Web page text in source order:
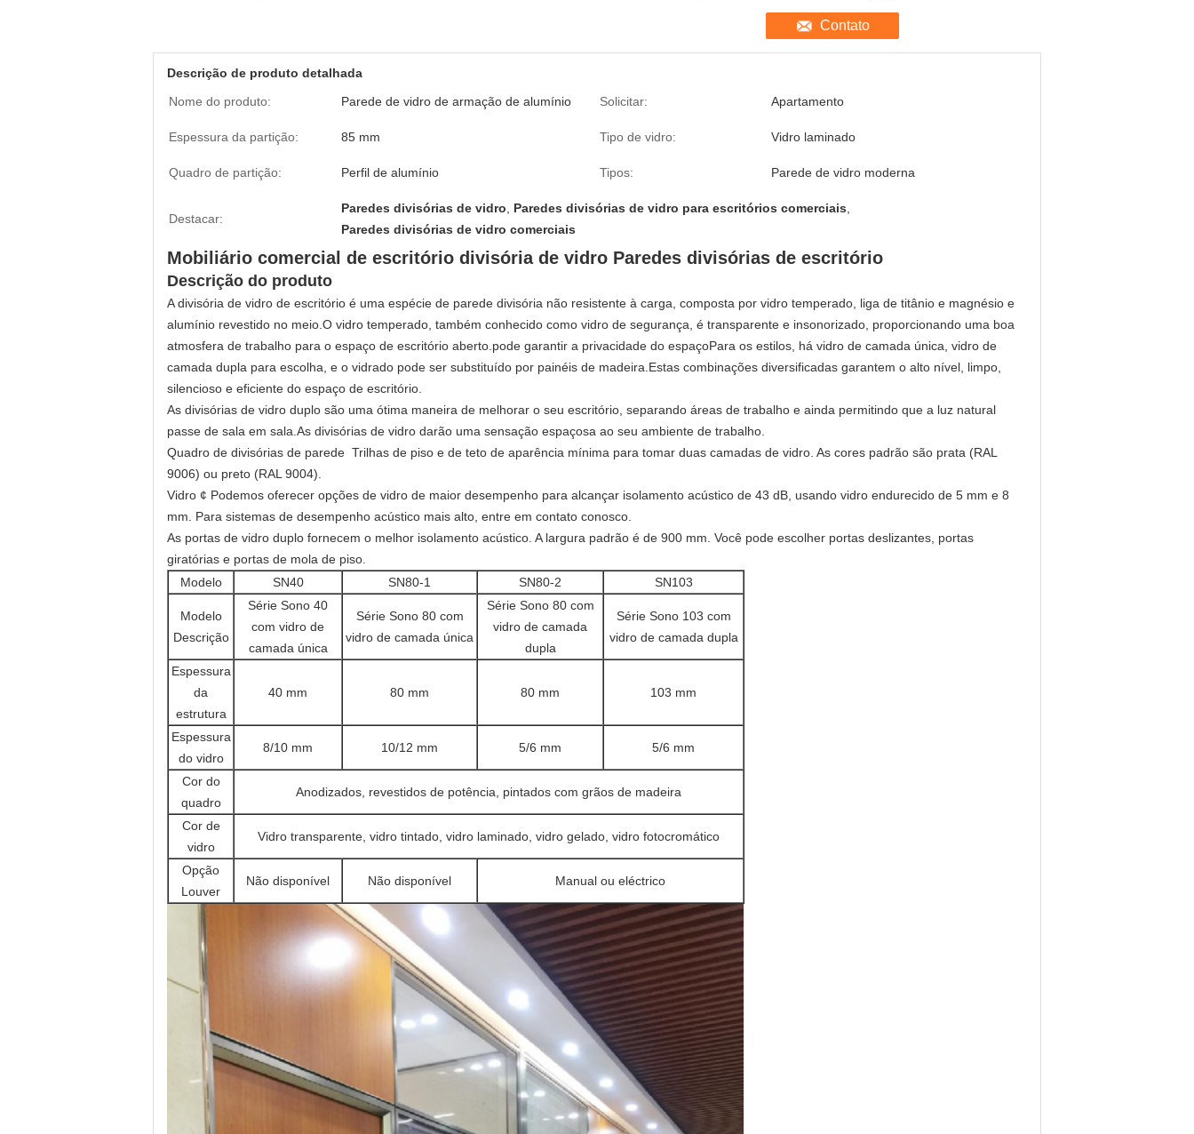
Contato
Descrição de produto detalhada
Nome do produto:
Parede de vidro de armação de alumínio Solicitar: Apartamento
Espessura da partição: 85 mm Tipo de vidro: Vidro laminado
Quadro de partição: Perfil de alumínio Tipos: Parede de vidro moderna
Destacar:
Paredes divisórias de vidro Paredes divisórias de vidro para escritórios comerciais
Paredes divisórias de vidro comerciais
Mobiliário comercial de escritório divisória de vidro Paredes divisórias de escritório
Descrição do produto
A divisória de vidro de escritório é uma espécie de parede divisória não resistente à carga, composta por vidro temperado, liga de titânio e magnésio e
alumínio revestido no meio. O vidro temperado, também conhecido como vidro de segurança, é transparente e insonorizado, proporcionando uma boa
atmosfera de trabalho para o espaço de escritório aberto.pode garantir a privacidade do espaçoPara os estilos, há vidro de camada única, vidro de
camada dupla para escolha, e o vidrado pode ser substituído por painéis de madeira. Estas combinações diversificadas garantem o alto nível, limpo,
silencioso e eficiente do espaço de escritório.
As divisórias de vidro duplo são uma ótima maneira de melhorar o seu escritório, separando áreas de trabalho e ainda permitindo que a luz natural
passe de sala em sala.As divisórias de vidro darão uma sensação espaçosa ao seu ambiente de trabalho.
Quadro de divisórias de parede ️ Trilhas de piso e de teto de aparência mínima para tomar duas camadas de vidro. As cores padrão são prata (RAL
9006) ou preto (RAL 9004).
Vidro ¢ Podemos oferecer opções de vidro de maior desempenho para alcançar isolamento acústico de 43 dB, usando vidro endurecido de 5 mm e 8
mm. Para sistemas de desempenho acústico mais alto, entre em contato conosco.
As portas de vidro duplo fornecem o melhor isolamento acústico. A largura padrão é de 900 mm. Você pode escolher portas deslizantes, portas
giratórias e portas de mola de piso.
Modelo
SN40 SN80-1 SN80-2 SN103
Modelo
Descrição
Série Sono 40
com vidro de
camada única
Série Sono 80 com
vidro de camada única
Série Sono 80 com
vidro de camada
dupla
Série Sono 103 com
vidro de camada dupla
Espessura
da
estrutura
40 mm 80 mm 80 mm 103 mm
Espessura
do vidro
8/10 mm 10/12 mm 5/6 mm 5/6 mm
Cor do
quadro
Anodizados, revestidos de potência, pintados com grãos de madeira
Cor de
vidro
Vidro transparente, vidro tintado, vidro laminado, vidro gelado, vidro fotocromático
Opção
Louver
Não disponível Não disponível Manual ou eléctrico